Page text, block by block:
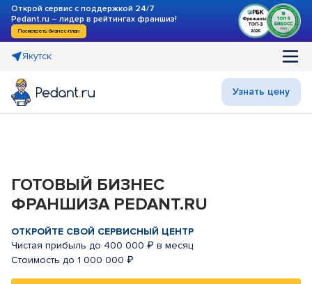
Открой сервис с поддержкой 24/7
Pedant.ru – лидер в рейтингах франшиз!
Посмотреть бизнес-план
Якутск
Узнать цену
ГОТОВЫЙ БИЗНЕС
ФРАНШИЗА PEDANT.RU
ОТКРОЙТЕ СВОЙ СЕРВИСНЫЙ ЦЕНТР
Чистая прибыль до 400 000 ₽ в месяц
Стоимость до 1 000 000 ₽